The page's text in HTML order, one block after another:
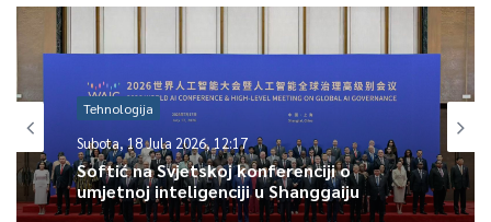
paketa i njihovom slanju.
informatičara i administrativnog osoblja u Sjedinjenim
Državama.
Stanje u Amazonu je suprotno stanju u brojnim velikim
kompanijama koje su teško pogođene ekonomsom krizom
Tehnologija
Subota, 18 Jula 2026, 12:17
Softić na Svjetskoj konferenciji o
umjetnoj inteligenciji u Shanggaiju